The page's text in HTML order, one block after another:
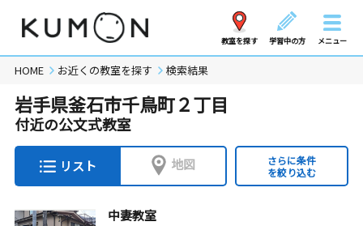
教室を探す 学習中の方 メニュー
HOME お近くの教室を探す 検索結果
岩手県釜石市千鳥町２丁目
付近の公文式教室
リスト 地図
さらに条件
を絞り込む
中妻教室